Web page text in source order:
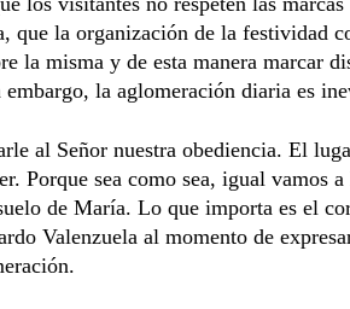
que la organización de la festividad
la misma y de esta manera marcar
la aglomeración diaria es
al Señor nuestra obediencia. El
Porque sea como sea, igual vamos
de María. Lo que importa es el
Valenzuela al momento de